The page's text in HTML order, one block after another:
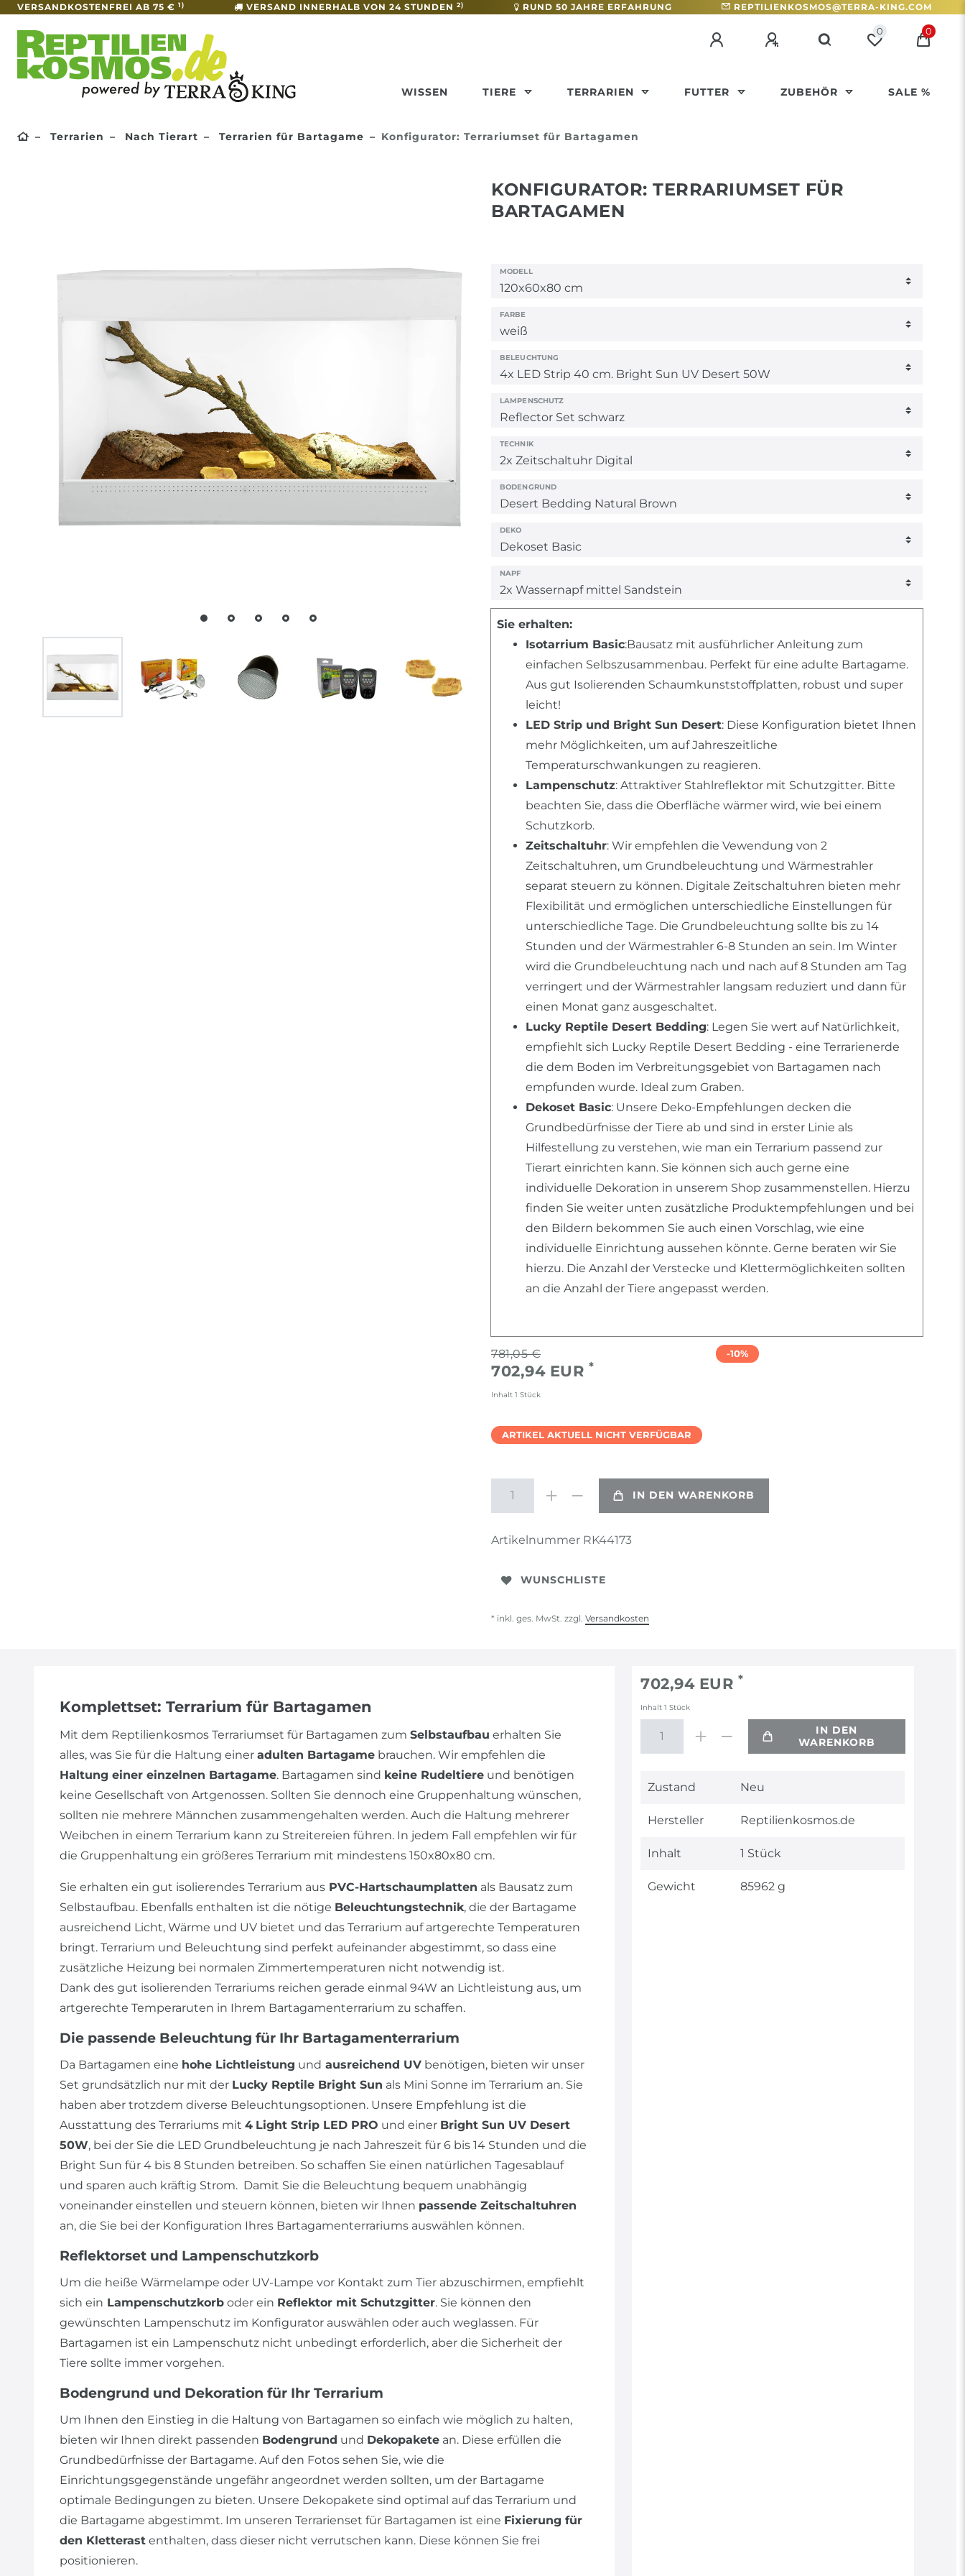
VERSANDKOSTENFREI AB 75 € 1) VERSAND INNERHALB VON 24 STUNDEN 2) RUND 50 JAHRE ERFAHRUNG REPTILIENKOSMOS@TERRA-KING.COM
0 0
WISSEN TIERE TERRARIEN FUTTER ZUBEHÖR SALE %
Terrarien Nach Tierart Terrarien für Bartagame Konfigurator: Terrariumset für Bartagamen
KONFIGURATOR: TERRARIUMSET FÜR
BARTAGAMEN
MODELL
FARBE
BELEUCHTUNG
LAMPENSCHUTZ
TECHNIK
BODENGRUND
DEKO
NAPF
Sie erhalten:
Isotarrium Basic:Bausatz mit ausführlicher Anleitung zum
einfachen Selbszusammenbau. Perfekt für eine adulte Bartagame.
Aus gut Isolierenden Schaumkunststoffplatten, robust und super
leicht!
LED Strip und Bright Sun Desert: Diese Konfiguration bietet Ihnen
mehr Möglichkeiten, um auf Jahreszeitliche
Temperaturschwankungen zu reagieren.
Lampenschutz: Attraktiver Stahlreflektor mit Schutzgitter. Bitte
beachten Sie, dass die Oberfläche wärmer wird, wie bei einem
Schutzkorb.
Zeitschaltuhr: Wir empfehlen die Vewendung von 2
Zeitschaltuhren, um Grundbeleuchtung und Wärmestrahler
separat steuern zu können. Digitale Zeitschaltuhren bieten mehr
Flexibilität und ermöglichen unterschiedliche Einstellungen für
unterschiedliche Tage. Die Grundbeleuchtung sollte bis zu 14
Stunden und der Wärmestrahler 6-8 Stunden an sein. Im Winter
wird die Grundbeleuchtung nach und nach auf 8 Stunden am Tag
verringert und der Wärmestrahler langsam reduziert und dann für
einen Monat ganz ausgeschaltet.
Lucky Reptile Desert Bedding: Legen Sie wert auf Natürlichkeit,
empfiehlt sich Lucky Reptile Desert Bedding - eine Terrarienerde
die dem Boden im Verbreitungsgebiet von Bartagamen nach
empfunden wurde. Ideal zum Graben.
Dekoset Basic: Unsere Deko-Empfehlungen decken die
Grundbedürfnisse der Tiere ab und sind in erster Linie als
Hilfestellung zu verstehen, wie man ein Terrarium passend zur
Tierart einrichten kann. Sie können sich auch gerne eine
individuelle Dekoration in unserem Shop zusammenstellen. Hierzu
finden Sie weiter unten zusätzliche Produktempfehlungen und bei
den Bildern bekommen Sie auch einen Vorschlag, wie eine
individuelle Einrichtung aussehen könnte. Gerne beraten wir Sie
hierzu. Die Anzahl der Verstecke und Klettermöglichkeiten sollten
an die Anzahl der Tiere angepasst werden.
781,05 €
702,94 EUR *
Inhalt 1 Stück
-10%
ARTIKEL AKTUELL NICHT VERFÜGBAR
IN DEN WARENKORB
Artikelnummer RK44173
WUNSCHLISTE
* inkl. ges. MwSt. zzgl. Versandkosten
Komplettset: Terrarium für Bartagamen
Mit dem Reptilienkosmos Terrariumset für Bartagamen zum Selbstaufbau erhalten Sie
alles, was Sie für die Haltung einer adulten Bartagame brauchen. Wir empfehlen die
Haltung einer einzelnen Bartagame. Bartagamen sind keine Rudeltiere und benötigen
keine Gesellschaft von Artgenossen. Sollten Sie dennoch eine Gruppenhaltung wünschen,
sollten nie mehrere Männchen zusammengehalten werden. Auch die Haltung mehrerer
Weibchen in einem Terrarium kann zu Streitereien führen. In jedem Fall empfehlen wir für
die Gruppenhaltung ein größeres Terrarium mit mindestens 150x80x80 cm.
Sie erhalten ein gut isolierendes Terrarium aus PVC-Hartschaumplatten als Bausatz zum
Selbstaufbau. Ebenfalls enthalten ist die nötige Beleuchtungstechnik, die der Bartagame
ausreichend Licht, Wärme und UV bietet und das Terrarium auf artgerechte Temperaturen
bringt. Terrarium und Beleuchtung sind perfekt aufeinander abgestimmt, so dass eine
zusätzliche Heizung bei normalen Zimmertemperaturen nicht notwendig ist.
Dank des gut isolierenden Terrariums reichen gerade einmal 94W an Lichtleistung aus, um
artgerechte Temperaruten in Ihrem Bartagamenterrarium zu schaffen.
Die passende Beleuchtung für Ihr Bartagamenterrarium
Da Bartagamen eine hohe Lichtleistung und ausreichend UV benötigen, bieten wir unser
Set grundsätzlich nur mit der Lucky Reptile Bright Sun als Mini Sonne im Terrarium an. Sie
haben aber trotzdem diverse Beleuchtungsoptionen. Unsere Empfehlung ist die
Ausstattung des Terrariums mit 4 Light Strip LED PRO und einer Bright Sun UV Desert
50W, bei der Sie die LED Grundbeleuchtung je nach Jahreszeit für 6 bis 14 Stunden und die
Bright Sun für 4 bis 8 Stunden betreiben. So schaffen Sie einen natürlichen Tagesablauf
und sparen auch kräftig Strom. Damit Sie die Beleuchtung bequem unabhängig
voneinander einstellen und steuern können, bieten wir Ihnen passende Zeitschaltuhren
an, die Sie bei der Konfiguration Ihres Bartagamenterrariums auswählen können.
Reflektorset und Lampenschutzkorb
Um die heiße Wärmelampe oder UV-Lampe vor Kontakt zum Tier abzuschirmen, empfiehlt
sich ein Lampenschutzkorb oder ein Reflektor mit Schutzgitter. Sie können den
gewünschten Lampenschutz im Konfigurator auswählen oder auch weglassen. Für
Bartagamen ist ein Lampenschutz nicht unbedingt erforderlich, aber die Sicherheit der
Tiere sollte immer vorgehen.
Bodengrund und Dekoration für Ihr Terrarium
Um Ihnen den Einstieg in die Haltung von Bartagamen so einfach wie möglich zu halten,
bieten wir Ihnen direkt passenden Bodengrund und Dekopakete an. Diese erfüllen die
Grundbedürfnisse der Bartagame. Auf den Fotos sehen Sie, wie die
Einrichtungsgegenstände ungefähr angeordnet werden sollten, um der Bartagame
optimale Bedingungen zu bieten. Unsere Dekopakete sind optimal auf das Terrarium und
die Bartagame abgestimmt. Im unseren Terrarienset für Bartagamen ist eine Fixierung für
den Kletterast enthalten, dass dieser nicht verrutschen kann. Diese können Sie frei
positionieren.
702,94 EUR *
Inhalt1Stück
IN DEN
WARENKORB
Technisches
Wert
Zustand Neu
Hersteller Reptilienkosmos.de
Inhalt 1 Stück
Gewicht 85962 g